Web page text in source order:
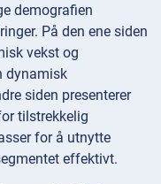
demografien
På den ene siden
vekst og
dynamisk
siden presenterer
tilstrekkelig
for å utnytte
effektivt.